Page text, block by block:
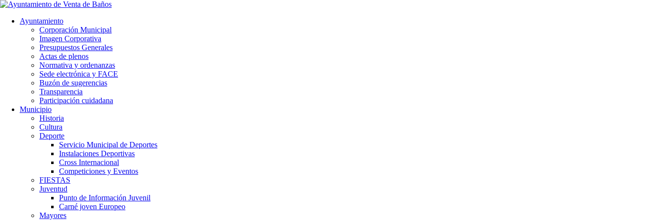
Ayuntamiento
Corporación Municipal
Imagen Corporativa
Presupuestos Generales
Actas de plenos
Normativa y ordenanzas
Sede electrónica y FACE
Buzón de sugerencias
Transparencia
Participación cuidadana
Municipio
Historia
Cultura
Deporte
Servicio Municipal de Deportes
Instalaciones Deportivas
Cross Internacional
Competiciones y Eventos
FIESTAS
Juventud
Punto de Información Juvenil
Carné joven Europeo
Mayores